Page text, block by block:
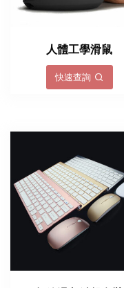
人體工學滑鼠
快速查詢